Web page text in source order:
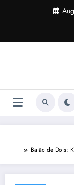
Baião de Dois: